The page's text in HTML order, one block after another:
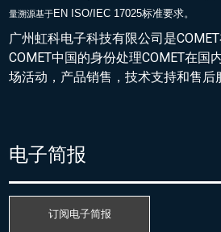
量溯源基于EN ISO/IEC 17025标准要求。
广州虹科电子科技有限公司是
COMET中国的身份处理COMET在国
场活动，产品销售，技术支持和售后
电子简报
订阅电子简报